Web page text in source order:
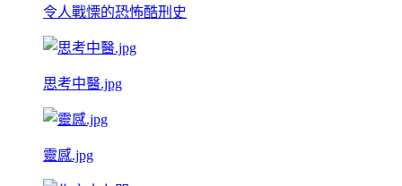
令人戰慄的恐怖酷刑史
思考中醫.jpg
靈感.jpg